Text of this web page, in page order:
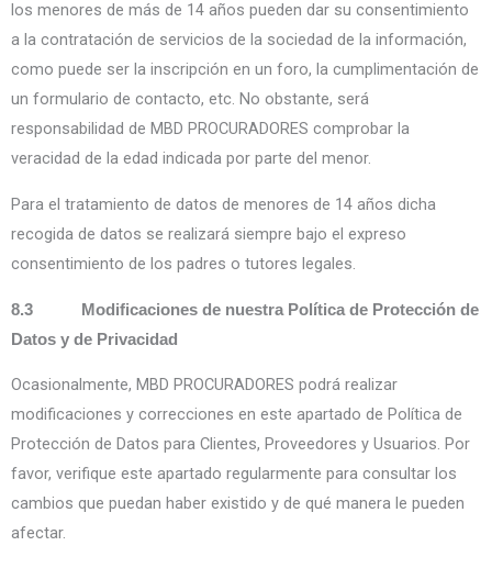
los menores de más de 14 años pueden dar su consentimiento
a la contratación de servicios de la sociedad de la información,
como puede ser la inscripción en un foro, la cumplimentación de
un formulario de contacto, etc. No obstante, será
responsabilidad de MBD PROCURADORES comprobar la
veracidad de la edad indicada por parte del menor.
Para el tratamiento de datos de menores de 14 años dicha
recogida de datos se realizará siempre bajo el expreso
consentimiento de los padres o tutores legales.
8.3 Modificaciones de nuestra Política de Protección de
Datos y de Privacidad
Ocasionalmente, MBD PROCURADORES podrá realizar
modificaciones y correcciones en este apartado de Política de
Protección de Datos para Clientes, Proveedores y Usuarios. Por
favor, verifique este apartado regularmente para consultar los
cambios que puedan haber existido y de qué manera le pueden
afectar.